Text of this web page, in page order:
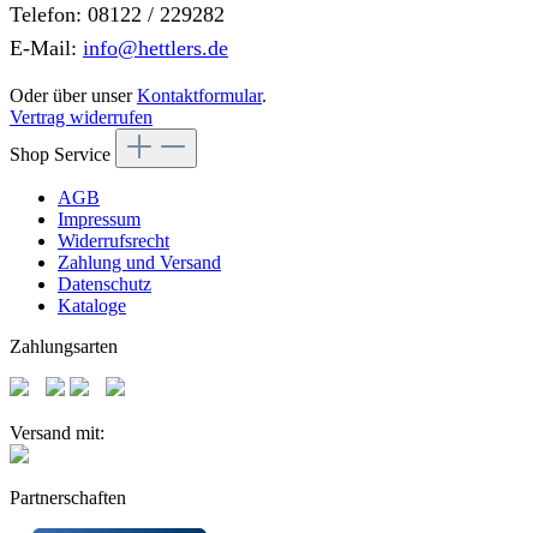
Telefon: 08122 / 229282
E-Mail: info@hettlers.de
Oder über unserKontaktformular.
Vertrag widerrufen
Shop Service
AGB
Impressum
Widerrufsrecht
Zahlung und Versand
Datenschutz
Kataloge
Zahlungsarten
Versand mit:
Partnerschaften